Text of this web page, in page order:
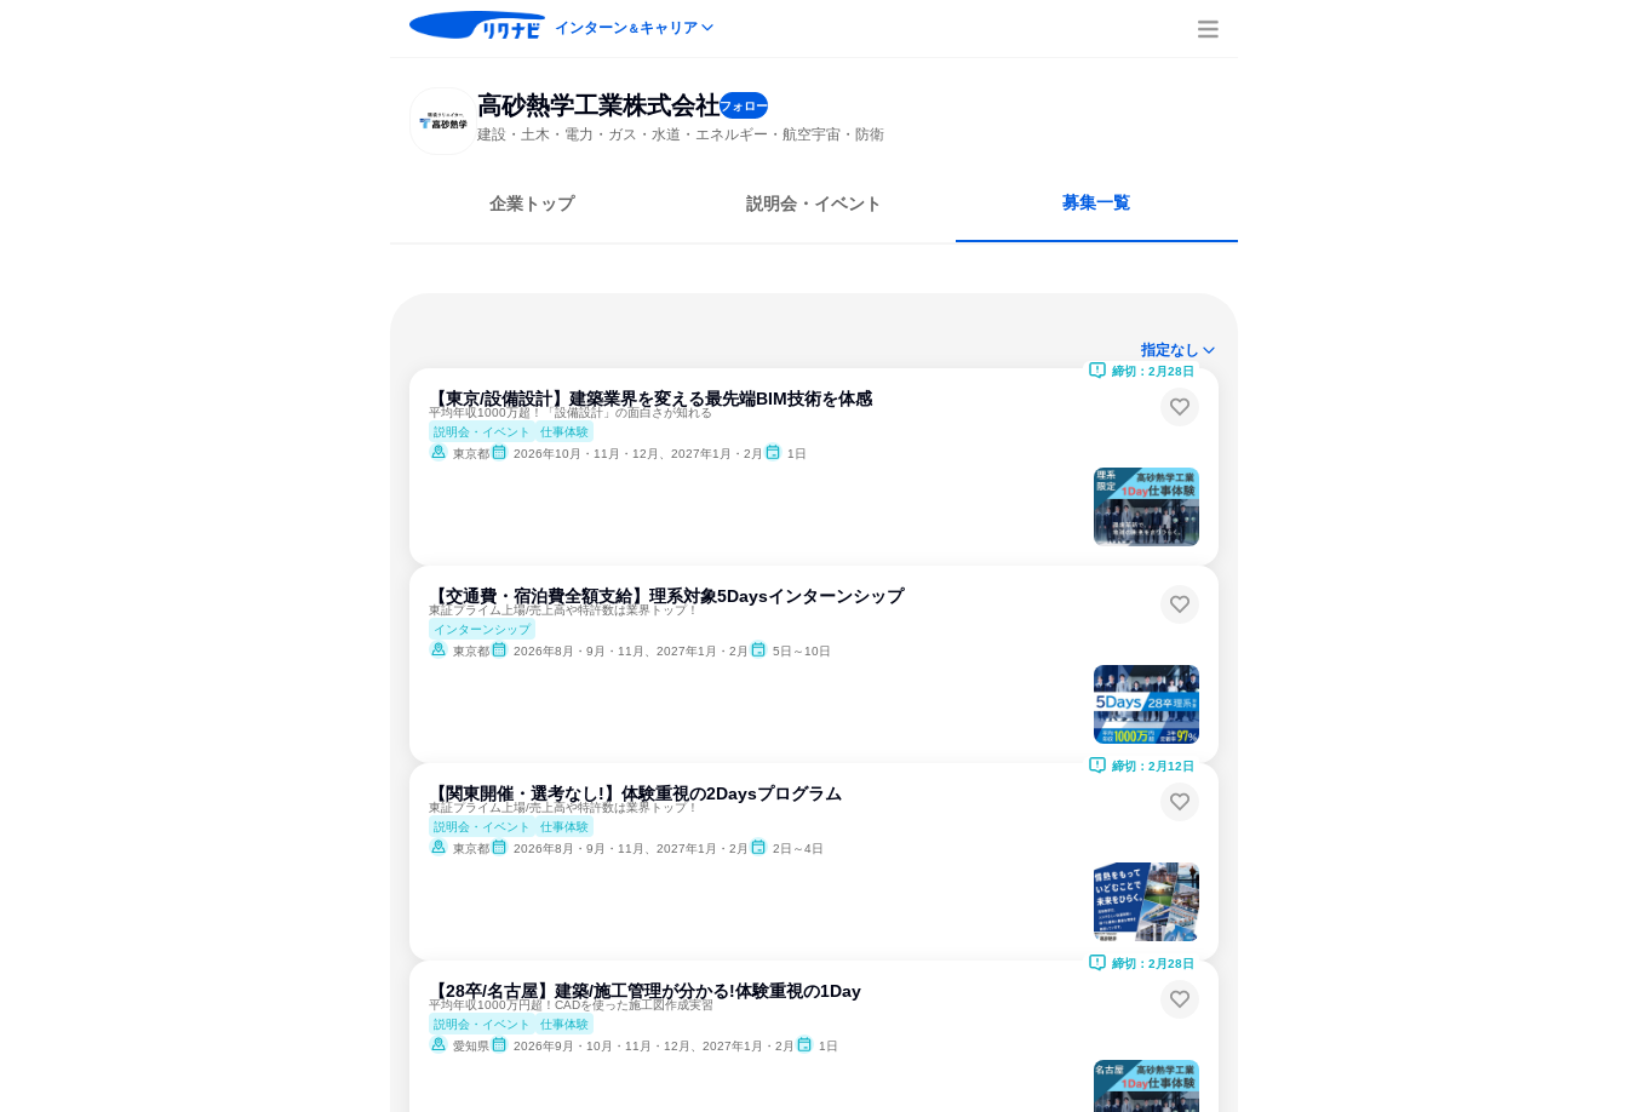
インターン＆キャリア
高砂熱学工業株式会社フォロー
建設・土木・電力・ガス・水道・エネルギー・航空宇宙・防衛
企業トップ 説明会・イベント 募集一覧
指定なし
【東京/設備設計】建築業界を変える最先端BIM技術を体感
平均年収1000万超！「設備設計」の面白さが知れる
説明会・イベント
仕事体験
東京都
2026年10月・11月・12月、2027年1月・2月 1日
締切：2月28日
【交通費・宿泊費全額支給】理系対象5Daysインターンシップ
東証プライム上場/売上高や特許数は業界トップ！
インターンシップ
東京都
2026年8月・9月・11月、2027年1月・2月 5日～10日
【関東開催・選考なし!】体験重視の2Daysプログラム
東証プライム上場/売上高や特許数は業界トップ！
説明会・イベント
仕事体験
東京都
2026年8月・9月・11月、2027年1月・2月 2日～4日
締切：2月12日
【28卒/名古屋】建築/施工管理が分かる!体験重視の1Day
平均年収1000万円超！CADを使った施工図作成実習
説明会・イベント
仕事体験
愛知県
2026年9月・10月・11月・12月、2027年1月・2月 1日
締切：2月28日